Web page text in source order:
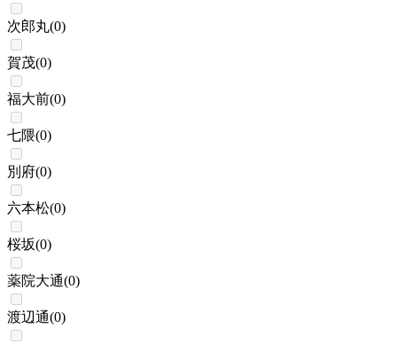
次郎丸(0)
賀茂(0)
福大前(0)
七隈(0)
別府(0)
六本松(0)
桜坂(0)
薬院大通(0)
渡辺通(0)